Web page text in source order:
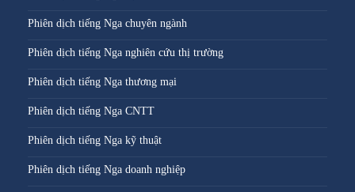
Phiên dịch tiếng Nga chuyên ngành
Phiên dịch tiếng Nga nghiên cứu thị trường
Phiên dịch tiếng Nga thương mại
Phiên dịch tiếng Nga CNTT
Phiên dịch tiếng Nga kỹ thuật
Phiên dịch tiếng Nga doanh nghiệp